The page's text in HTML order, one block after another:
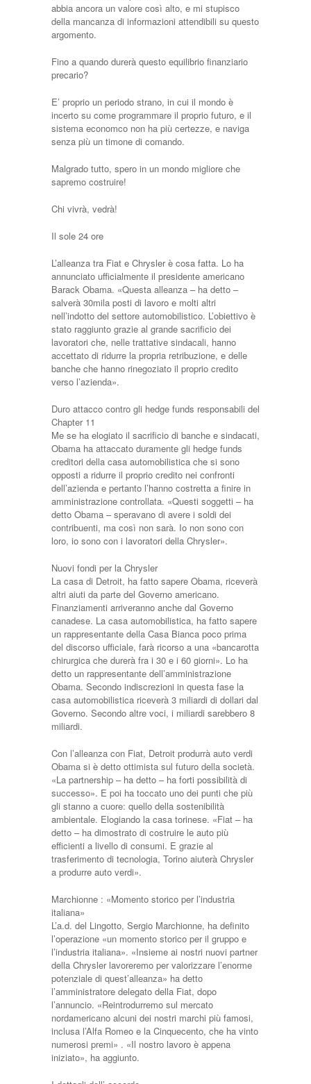
abbia ancora un valore così alto, e mi stupisco
della mancanza di informazioni attendibili su questo
argomento.
Fino a quando durerà questo equilibrio finanziario
precario?
E’ proprio un periodo strano, in cui il mondo è
incerto su come programmare il proprio futuro, e il
sistema economco non ha più certezze, e naviga
senza più un timone di comando.
Malgrado tutto, spero in un mondo migliore che
sapremo costruire!
Chi vivrà, vedrà!
Il sole 24 ore
L’alleanza tra Fiat e Chrysler è cosa fatta. Lo ha
annunciato ufficialmente il presidente americano
Barack Obama. «Questa alleanza – ha detto –
salverà 30mila posti di lavoro e molti altri
nell’indotto del settore automobilistico. L’obiettivo è
stato raggiunto grazie al grande sacrificio dei
lavoratori che, nelle trattative sindacali, hanno
accettato di ridurre la propria retribuzione, e delle
banche che hanno rinegoziato il proprio credito
verso l’azienda».
Duro attacco contro gli hedge funds responsabili del
Chapter 11
Me se ha elogiato il sacrificio di banche e sindacati,
Obama ha attaccato duramente gli hedge funds
creditori della casa automobilistica che si sono
opposti a ridurre il proprio credito nei confronti
dell’azienda e pertanto l’hanno costretta a finire in
amministrazione controllata. «Questi soggetti – ha
detto Obama – speravano di avere i soldi dei
contribuenti, ma così non sarà. Io non sono con
loro, io sono con i lavoratori della Chrysler».
Nuovi fondi per la Chrysler
La casa di Detroit, ha fatto sapere Obama, riceverà
altri aiuti da parte del Governo americano.
Finanziamenti arriveranno anche dal Governo
canadese. La casa automobilistica, ha fatto sapere
un rappresentante della Casa Bianca poco prima
del discorso ufficiale, farà ricorso a una «bancarotta
chirurgica che durerà fra i 30 e i 60 giorni». Lo ha
detto un rappresentante dell’amministrazione
Obama. Secondo indiscrezioni in questa fase la
casa automobilistica riceverà 3 miliardi di dollari dal
Governo. Secondo altre voci, i miliardi sarebbero 8
miliardi.
Con l’alleanza con Fiat, Detroit produrrà auto verdi
Obama si è detto ottimista sul futuro della società.
«La partnership – ha detto – ha forti possibilità di
successo». E poi ha toccato uno dei punti che più
gli stanno a cuore: quello della sostenibilità
ambientale. Elogiando la casa torinese. «Fiat – ha
detto – ha dimostrato di costruire le auto più
efficienti a livello di consumi. E grazie al
trasferimento di tecnologia, Torino aiuterà Chrysler
a produrre auto verdi».
Marchionne : «Momento storico per l’industria
italiana»
L’a.d. del Lingotto, Sergio Marchionne, ha definito
l’operazione «un momento storico per il gruppo e
l’industria italiana». «Insieme ai nostri nuovi partner
della Chrysler lavoreremo per valorizzare l’enorme
potenziale di quest’alleanza» ha detto
l’amministratore delegato della Fiat, dopo
l’annuncio. «Reintrodurremo sul mercato
nordamericano alcuni dei nostri marchi più famosi,
inclusa l’Alfa Romeo e la Cinquecento, che ha vinto
numerosi premi» . «Il nostro lavoro è appena
iniziato», ha aggiunto.